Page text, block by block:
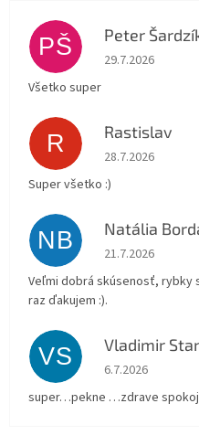
PŠ Peter
Hodnotenie
29.7.2026
Všetko super
R Rastislav
Hodnotenie
28.7.2026
Super všetko :)
NB Natália
Hodnotenie
21.7.2026
Veľmi dobrá skúsenosť, rybky
raz ďakujem :).
VS Vladimir
Hodnotenie
6.7.2026
super…pekne …zdrave